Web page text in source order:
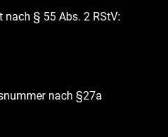
§ 55 Abs. 2 RStV:
nach §27a